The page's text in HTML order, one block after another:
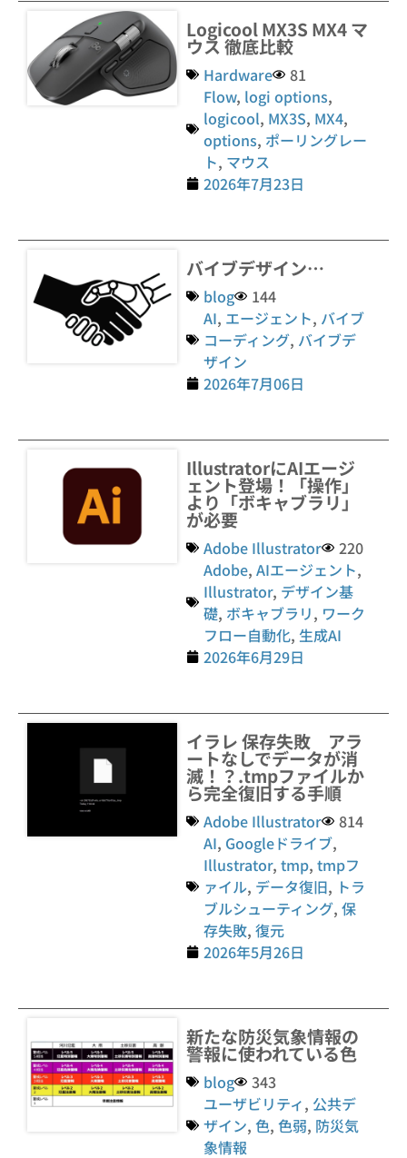
Logicool MX3S MX4 マ
ウス 徹底比較
Hardware
81
Flow, logi options,
logicool, MX3S, MX4,
options, ポーリングレー
ト, マウス
2026年7月23日
バイブデザイン…
blog
144
AI, エージェント, バイブ
コーディング, バイブデ
ザイン
2026年7月06日
IllustratorにAIエージ
ェント登場！「操作」
より「ボキャブラリ」
が必要
Adobe Illustrator
220
Adobe,AIエージェント,
Illustrator, デザイン基
礎, ボキャブラリ, ワーク
フロー自動化, 生成AI
2026年6月29日
イラレ 保存失敗 アラ
ートなしでデータが消
滅！？.tmpファイルか
ら完全復旧する手順
Adobe Illustrator
814
AI, Googleドライブ,
Illustrator,tmp,tmpフ
ァイル, データ復旧, トラ
ブルシューティング,保
存失敗,復元
2026年5月26日
新たな防災気象情報の
警報に使われている色
blog
343
ユーザビリティ, 公共デ
ザイン,色,色弱, 防災気
象情報